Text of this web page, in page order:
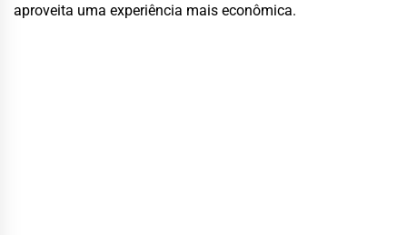
aproveita uma experiência mais econômica.